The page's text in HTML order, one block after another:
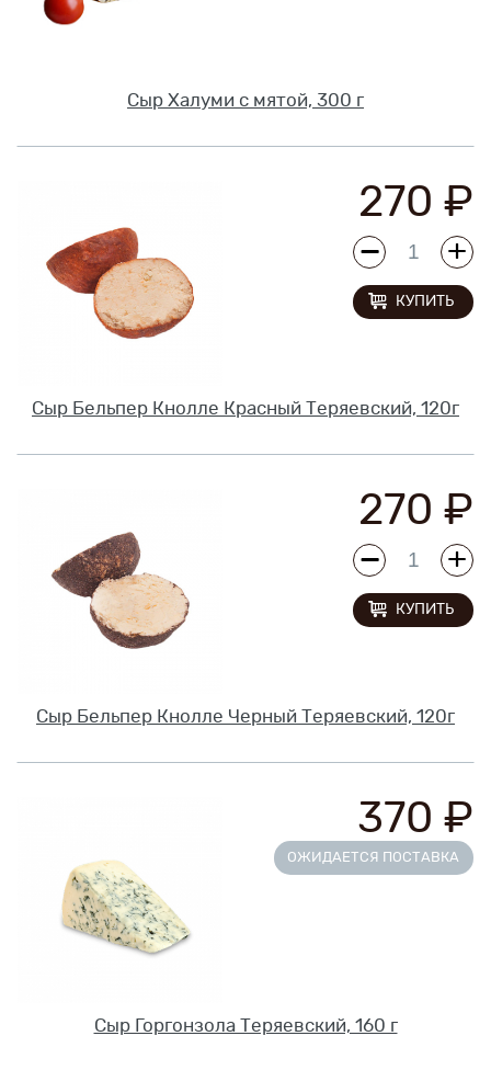
Сыр Халуми с мятой, 300 г
Сыр Бельпер Кнолле Красный Теряевский, 120г
270 ₽
КУПИТЬ
Сыр Бельпер Кнолле Черный Теряевский, 120г
270 ₽
КУПИТЬ
Сыр Горгонзола Теряевский, 160 г
370 ₽
ОЖИДАЕТСЯ ПОСТАВКА